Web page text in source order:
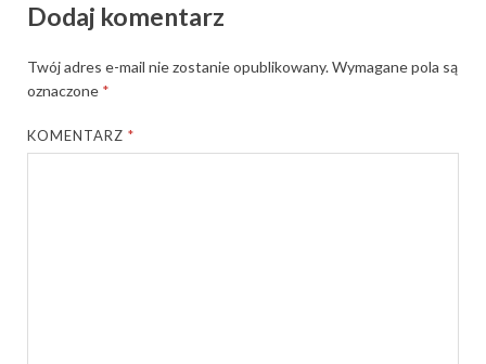
Dodaj komentarz
Twój adres e-mail nie zostanie opublikowany.Wymagane pola są
oznaczone *
KOMENTARZ*